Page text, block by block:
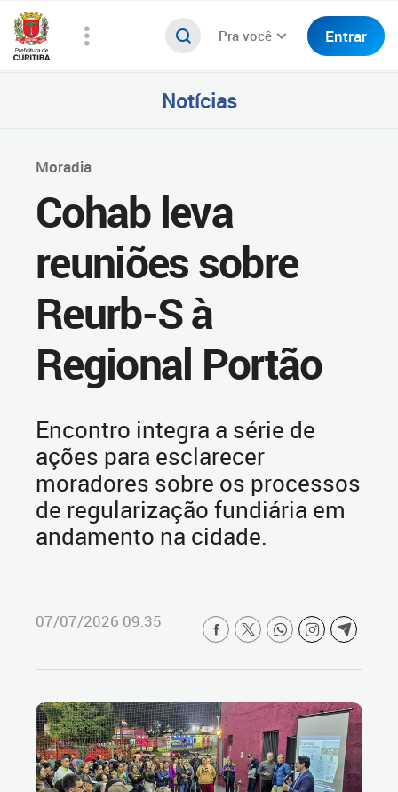
Pra você Entrar
Notícias
Moradia
Cohab leva
reuniões sobre
Reurb-S à
Regional Portão
Encontro integra a série de
ações para esclarecer
moradores sobre os processos
de regularização fundiária em
andamento na cidade.
07/07/2026 09:35